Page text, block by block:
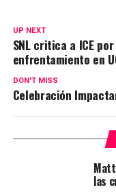
UP NEXT
SNL critica a ICE
enfrentamiento en
DON'T MISS
Celebración
las